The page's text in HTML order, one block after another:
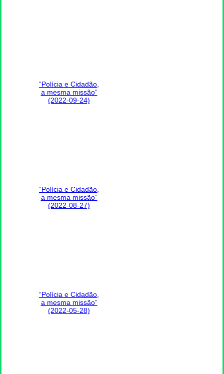
“Polícia e Cidadão,
a mesma missão”
(2022-09-24)
“Polícia e Cidadão,
a mesma missão”
(2022-08-27)
“Polícia e Cidadão,
a mesma missão”
(2022-05-28)